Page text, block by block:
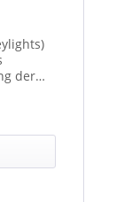
der